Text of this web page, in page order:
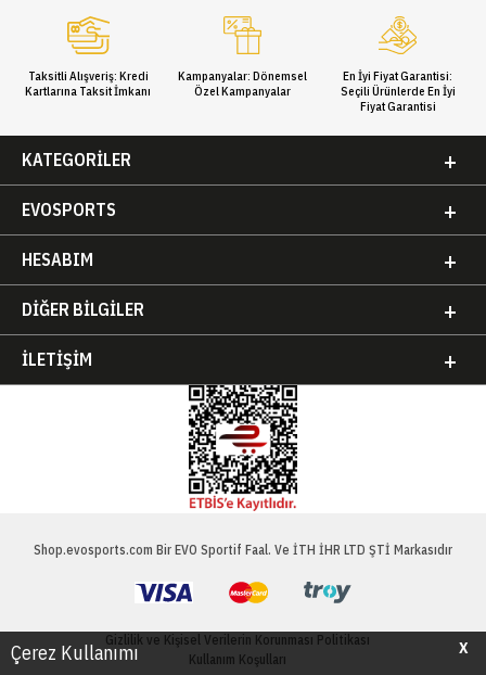
X
Çerez Kullanımı
Taksitli Alışveriş: Kredi
Kartlarına Taksit İmkanı
Kampanyalar: Dönemsel
Özel Kampanyalar
En İyi Fiyat Garantisi:
Seçili Ürünlerde En İyi
Fiyat Garantisi
KATEGORILER
EVOSPORTS
HESABIM
DIĞER BILGILER
İLETIŞIM
Shop.evosports.com Bir EVO Sportif Faal. Ve İTH İHR LTD ŞTİ Markasıdır
Gizlilik ve Kişisel Verilerin Korunması Politikası
Kullanım Koşulları